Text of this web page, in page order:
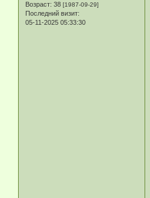
Возраст: 38 [1987-09-29]
Последний визит:
05-11-2025 05:33:30